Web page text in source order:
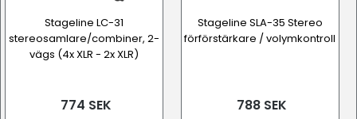
Stageline LC-31
stereosamlare/combiner, 2-
vägs (4x XLR - 2x XLR)
774 SEK
Stageline SLA-35 Stereo
förförstärkare / volymkontroll
788 SEK